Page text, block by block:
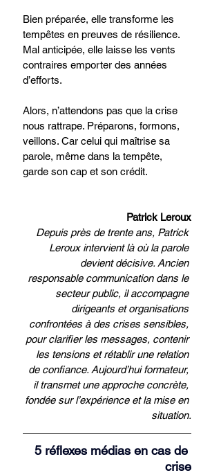
Bien préparée, elle transforme les
tempêtes en preuves de résilience.
Mal anticipée, elle laisse les vents
contraires emporter des années
d’efforts.
Alors, n’attendons pas que la crise
nous rattrape. Préparons, formons,
veillons. Car celui qui maîtrise sa
parole, même dans la tempête,
garde son cap et son crédit.
Patrick Leroux
Depuis près de trente ans, Patrick
Leroux intervient là où la parole
devient décisive. Ancien
responsable communication dans le
secteur public, il accompagne
dirigeants et organisations
confrontées à des crises sensibles,
pour clarifier les messages, contenir
les tensions et rétablir une relation
de confiance. Aujourd’hui formateur,
il transmet une approche concrète,
fondée sur l’expérience et la mise en
situation.
5 réflexes médias en cas de
crise